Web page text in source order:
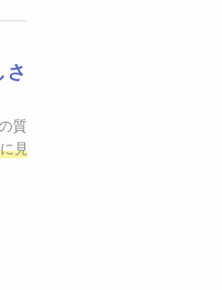
たします。
所へ適切なターゲットに向け
行・検証・修正
さ
質問に答えることはできるでし
見ながら最終的な絵を描き、